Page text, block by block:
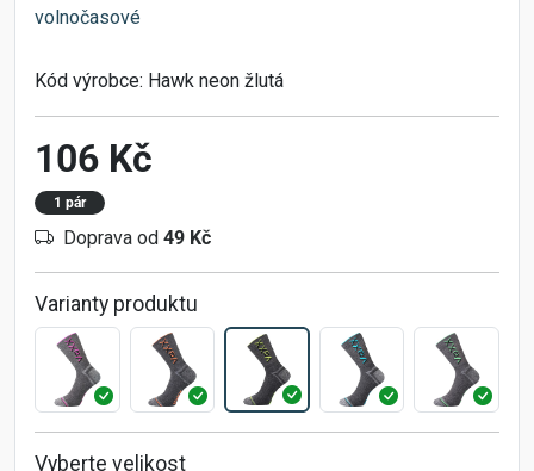
volnočasové
Kód výrobce: Hawk neon žlutá
106 Kč
1 pár
Doprava od 49 Kč
Varianty produktu
Vyberte velikost